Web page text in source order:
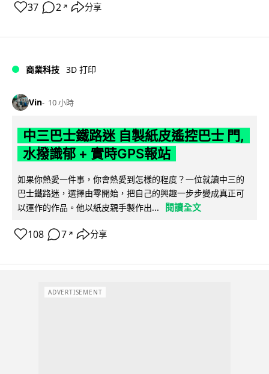
37 2 ↗ 分享
商業科技 3D 打印
Vin 10 小時
中三巴士鐵路迷 自製紙皮遙控巴士 門,
水撥識郁 + 實時GPS報站
如果你熱愛一件事，你會熱愛到怎樣的程度？一位就讀中三的
巴士鐵路迷，選擇由零開始，把自己的興趣一步步變成真正可
以運作的作品。他以紙皮親手製作出...
閱讀全文
108 7 ↗ 分享
ADVERTISEMENT